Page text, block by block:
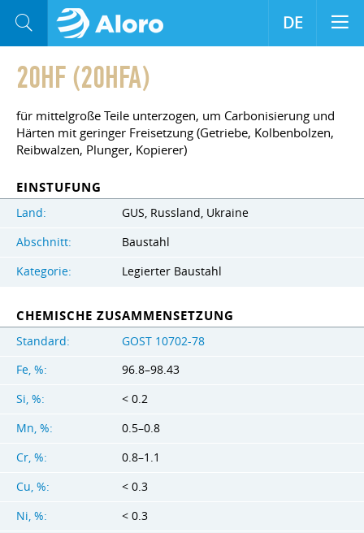
20HF (20HFA)
für mittelgroße Teile unterzogen, um Carbonisierung und
Härten mit geringer Freisetzung (Getriebe, Kolbenbolzen,
Reibwalzen, Plunger, Kopierer)
EINSTUFUNG
Land:
GUS, Russland, Ukraine
Abschnitt:
Baustahl
Kategorie:
Legierter Baustahl
CHEMISCHE ZUSAMMENSETZUNG
Standard:
GOST 10702-78
Fe, %:
96.8–98.43
Si, %:
< 0.2
Mn, %:
0.5–0.8
Cr, %:
0.8–1.1
Cu, %:
< 0.3
Ni, %:
< 0.3
DE